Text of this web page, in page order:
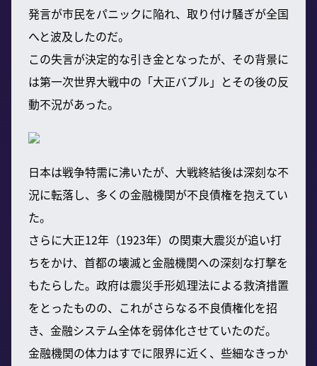
発言が市民をパニックに陥れ、取り付け騒ぎが全国
へと波及したのだ。
この失言が決定的な引き金となったが、その背景に
は第一次世界大戦中の「大正バブル」とその後の反
動不況があった。
日本は戦争特需に沸いたが、大戦終結後は深刻な不
況に転落し、多くの金融機関が不良債権を抱えてい
た。
さらに大正12年（1923年）の関東大震災が追い打
ちをかけ、首都の壊滅と金融機関への深刻な打撃を
もたらした。政府は震災手形処理法による救済措置
をとったものの、これがさらなる不良債権化を招
き、金融システム全体を弱体化させていたのだ。
金融機関の体力はすでに限界に近く、些細なきっか